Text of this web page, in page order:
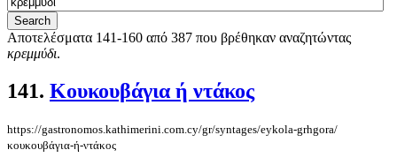
Αποτελέσματα 141-160 από 387 που βρέθηκαν αναζητώντας
κρεμμύδι.
141. Κουκουβάγια ή ντάκος
https://gastronomos.kathimerini.com.cy/gr/syntages/eykola-grhgora/
κουκουβάγια-ή-ντάκος